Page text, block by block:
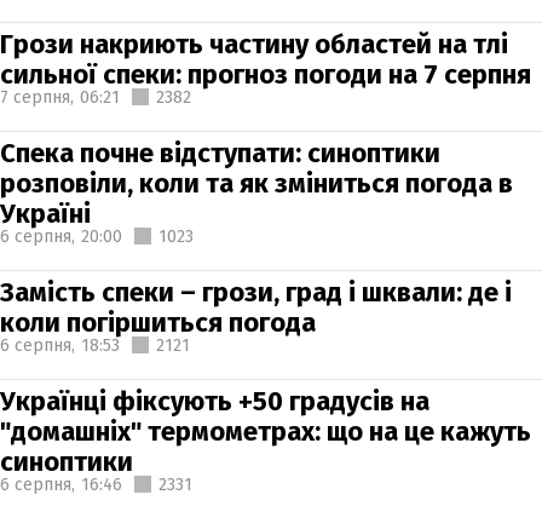
Грози накриють частину областей на тлі
сильної спеки: прогноз погоди на 7 серпня
7 серпня, 06:21 2382
Спека почне відступати: синоптики
розповіли, коли та як зміниться погода в
Україні
6 серпня, 20:00 1023
Замість спеки – грози, град і шквали: де і
коли погіршиться погода
6 серпня, 18:53 2121
Українці фіксують +50 градусів на
"домашніх" термометрах: що на це кажуть
синоптики
6 серпня, 16:46 2331